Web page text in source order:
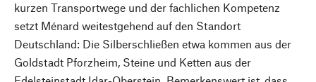
kurzen Transportwege und der fachlichen Kompetenz
setzt Ménard weitestgehend auf den Standort
Deutschland: Die Silberschließen etwa kommen aus der
Goldstadt Pforzheim, Steine und Ketten aus der